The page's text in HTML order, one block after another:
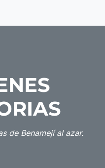
de Benamejí al azar.